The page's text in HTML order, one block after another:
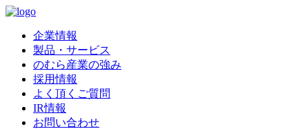
企業情報
製品・サービス
のむら産業の強み
採用情報
よく頂くご質問
IR情報
お問い合わせ